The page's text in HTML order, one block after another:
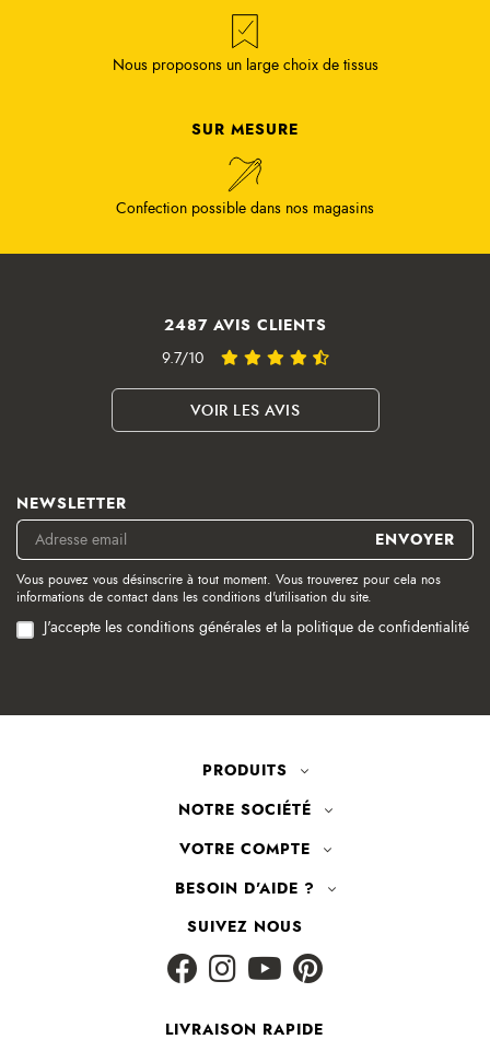
Nous proposons un large choix de tissus
SUR MESURE
Confection possible dans nos magasins
2487 AVIS CLIENTS
9.7/10
VOIR LES AVIS
NEWSLETTER
Vous pouvez vous désinscrire à tout moment. Vous trouverez pour cela nos
informations de contact dans les conditions d'utilisation du site.
J'accepte les conditions générales et la politique de confidentialité
PRODUITS
NOTRE SOCIÉTÉ
VOTRE COMPTE
BESOIN D'AIDE ?
SUIVEZ NOUS
LIVRAISON RAPIDE